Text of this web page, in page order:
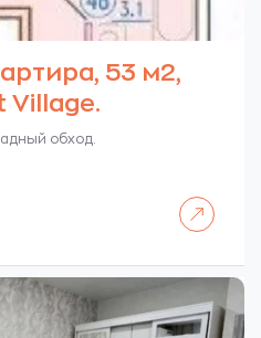
53 м2,
Village.
обход.